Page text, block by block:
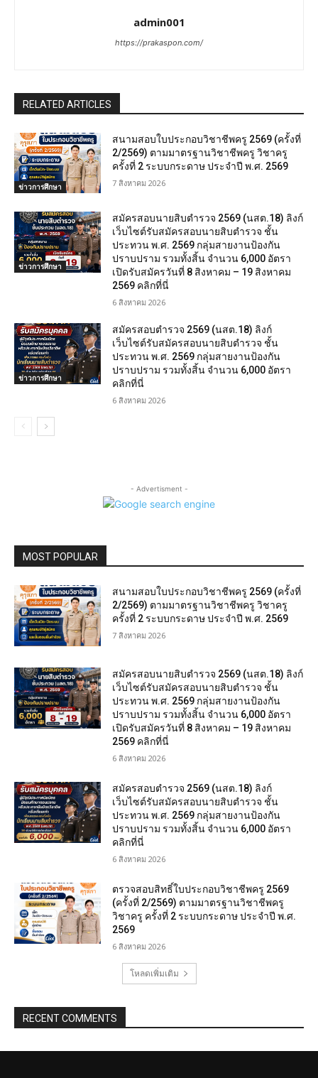
admin001
https://prakaspon.com/
RELATED ARTICLES
ข่าวการศึกษา
สนามสอบใบประกอบวิชาชีพครู 2569 (ครั้งที่
2/2569) ตามมาตรฐานวิชาชีพครู วิชาครู
ครั้งที่ 2 ระบบกระดาษ ประจำปี พ.ศ. 2569
7 สิงหาคม 2026
ข่าวการศึกษา
สมัครสอบนายสิบตำรวจ 2569 (นสต.18) ลิงก์
เว็บไซต์รับสมัครสอบนายสิบตำรวจ ชั้น
ประทวน พ.ศ. 2569 กลุ่มสายงานป้องกัน
ปราบปราม รวมทั้งสิ้น จำนวน 6,000 อัตรา
เปิดรับสมัครวันที่ 8 สิงหาคม – 19 สิงหาคม
2569 คลิกที่นี่
6 สิงหาคม 2026
ข่าวการศึกษา
สมัครสอบตํารวจ 2569 (นสต.18) ลิงก์
เว็บไซต์รับสมัครสอบนายสิบตำรวจ ชั้น
ประทวน พ.ศ. 2569 กลุ่มสายงานป้องกัน
ปราบปราม รวมทั้งสิ้น จำนวน 6,000 อัตรา
คลิกที่นี่
6 สิงหาคม 2026
- Advertisment -
MOST POPULAR
สนามสอบใบประกอบวิชาชีพครู 2569 (ครั้งที่
2/2569) ตามมาตรฐานวิชาชีพครู วิชาครู
ครั้งที่ 2 ระบบกระดาษ ประจำปี พ.ศ. 2569
7 สิงหาคม 2026
สมัครสอบนายสิบตำรวจ 2569 (นสต.18) ลิงก์
เว็บไซต์รับสมัครสอบนายสิบตำรวจ ชั้น
ประทวน พ.ศ. 2569 กลุ่มสายงานป้องกัน
ปราบปราม รวมทั้งสิ้น จำนวน 6,000 อัตรา
เปิดรับสมัครวันที่ 8 สิงหาคม – 19 สิงหาคม
2569 คลิกที่นี่
6 สิงหาคม 2026
สมัครสอบตํารวจ 2569 (นสต.18) ลิงก์
เว็บไซต์รับสมัครสอบนายสิบตำรวจ ชั้น
ประทวน พ.ศ. 2569 กลุ่มสายงานป้องกัน
ปราบปราม รวมทั้งสิ้น จำนวน 6,000 อัตรา
คลิกที่นี่
6 สิงหาคม 2026
ตรวจสอบสิทธิ์ใบประกอบวิชาชีพครู 2569
(ครั้งที่ 2/2569) ตามมาตรฐานวิชาชีพครู
วิชาครู ครั้งที่ 2 ระบบกระดาษ ประจำปี พ.ศ.
2569
6 สิงหาคม 2026
โหลดเพิ่มเติม
RECENT COMMENTS